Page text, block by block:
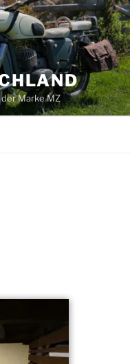
Marke MZ